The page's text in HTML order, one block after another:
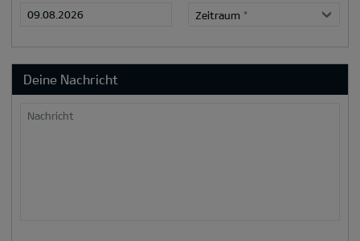
Zeitraum *
Deine Nachricht
Nachricht